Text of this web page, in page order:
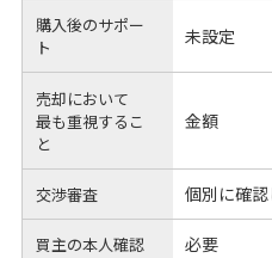
購入後のサポー
ト
未設定
売却において
最も重視するこ
と
金額
交渉審査 個別に確
買主の本人確認 必要